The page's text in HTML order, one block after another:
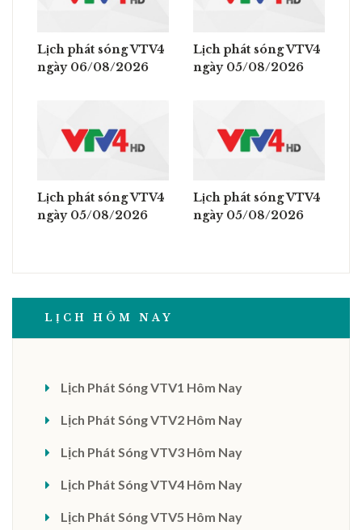
Lịch phát sóng VTV4
ngày 06/08/2026
Lịch phát sóng VTV4
ngày 05/08/2026
Lịch phát sóng VTV4
ngày 05/08/2026
Lịch phát sóng VTV4
ngày 05/08/2026
LỊCH HÔM NAY
Lịch Phát Sóng VTV1 Hôm Nay
Lịch Phát Sóng VTV2 Hôm Nay
Lịch Phát Sóng VTV3 Hôm Nay
Lịch Phát Sóng VTV4 Hôm Nay
Lịch Phát Sóng VTV5 Hôm Nay